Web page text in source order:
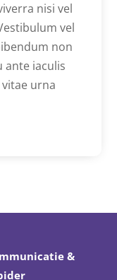
nisi vel
vel
non
ante iaculis
urna
&